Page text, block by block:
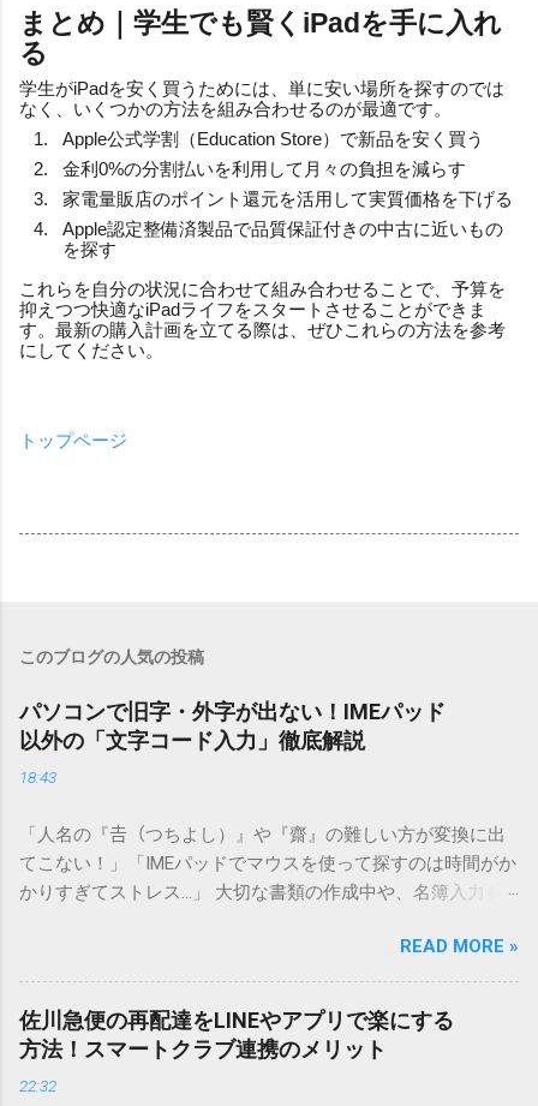
まとめ｜学生でも賢くiPadを手に入れ
る
学生がiPadを安く買うためには、単に安い場所を探すのでは
なく、いくつかの方法を組み合わせるのが最適です。
Apple公式学割（Education Store）で新品を安く買う
金利0%の分割払いを利用して月々の負担を減らす
家電量販店のポイント還元を活用して実質価格を下げる
Apple認定整備済製品で品質保証付きの中古に近いもの
を探す
これらを自分の状況に合わせて組み合わせることで、予算を
抑えつつ快適なiPadライフをスタートさせることができま
す。最新の購入計画を立てる際は、ぜひこれらの方法を参考
にしてください。
トップページ
このブログの人気の投稿
パソコンで旧字・外字が出ない！IMEパッド
以外の「文字コード入力」徹底解説
18:43
「人名の『𠮷（つちよし）』や『齋』の難しい方が変換に出
てこない！」「IMEパッドでマウスを使って探すのは時間がか
かりすぎてストレス…」 大切な書類の作成中や、名簿入力を
てしまいますよね。多くの人が「IMEパッド（手書き入力）」
を使いますが、実はマウスで一画ずつ書くのは非効率です
し、似た漢字が多すぎて結局見つからないことも少なくあり
ません。 そこで今回は、IMEパッドを使わずに、特定のコー
ドを打ち込むだけで一瞬で旧字や外字、特殊記号を呼び出す
「文字コード入力」のテクニックを詳しく解説します。 この
READ MORE »
佐川急便の再配達をLINEやアプリで楽にする
方法！スマートクラブ連携のメリット
22:32